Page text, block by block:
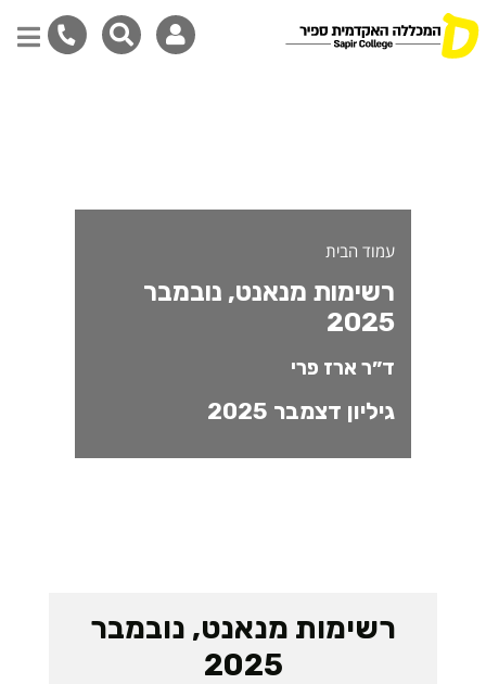
עמוד הבית
רשימות מנאנט, נובמבר
2025
ד״ר ארז פרי
גיליון דצמבר 2025
רשימות מנאנט, נובמבר
2025